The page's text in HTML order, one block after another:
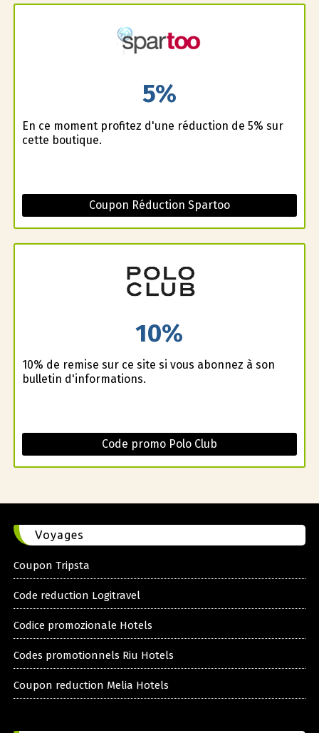
5%
En ce moment profitez d'une réduction de 5% sur
cette boutique.
Coupon Réduction Spartoo
10%
10% de remise sur ce site si vous abonnez à son
bulletin d'informations.
Code promo Polo Club
Voyages
Coupon Tripsta
Code reduction Logitravel
Codice promozionale Hotels
Codes promotionnels Riu Hotels
Coupon reduction Melia Hotels